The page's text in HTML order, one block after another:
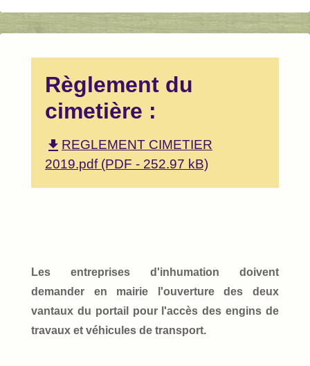
Règlement du
cimetière :
file_download REGLEMENT CIMETIER
2019.pdf (PDF - 252.97 kB)
Les entreprises d'inhumation doivent
demander en mairie l'ouverture des deux
vantaux du portail pour l'accès des engins de
travaux et véhicules de transport.